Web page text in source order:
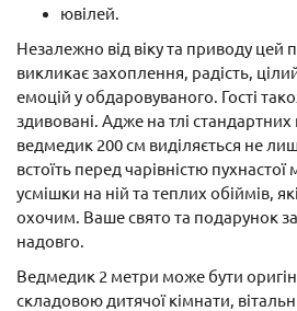
ювілей.
Незалежно від віку та приводу цей
викликає захоплення, радість,
емоцій у обдаровуваного. Гості
здивовані. Адже на тлі
ведмедик 200 см виділяється не
встоїть перед чарівністю
усмішки на ній та теплих обіймів,
охочим. Ваше свято та подарунок
надовго.
Ведмедик 2 метри може бути
складовою дитячої кімнати,